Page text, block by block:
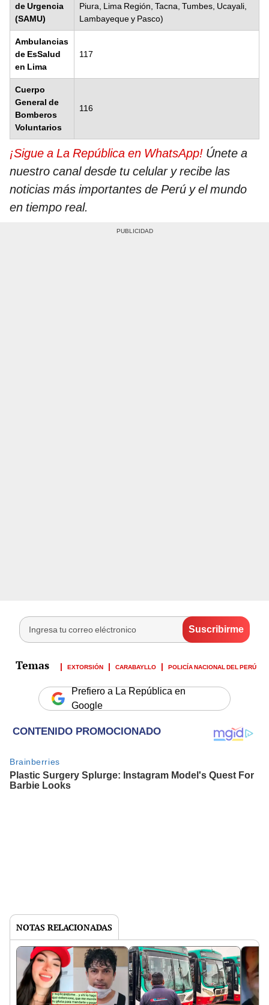
de Urgencia
(SAMU)
Piura, Lima Región, Tacna, Tumbes, Ucayali,
Lambayeque y Pasco)
Ambulancias
de EsSalud
en Lima
117
Cuerpo
General de
Bomberos
Voluntarios
116
¡Sigue a La República en WhatsApp! Únete a
nuestro canal desde tu celular y recibe las
noticias más importantes de Perú y el mundo
en tiempo real.
EXTORSIÓN CARABAYLLO POLICÍA NACIONAL DEL PERÚ
Prefiero a La República en
Google
NOTAS RELACIONADAS